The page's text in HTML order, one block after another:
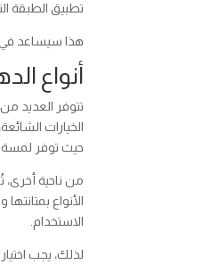
تطبيق الطبقة
هذا سيساعد في
أنواع
تتوفر العديد
الخيارات
حيث توفر لمسة
من ناحية أخرى،
الأنواع
الاستخدام.
لذلك، يجب